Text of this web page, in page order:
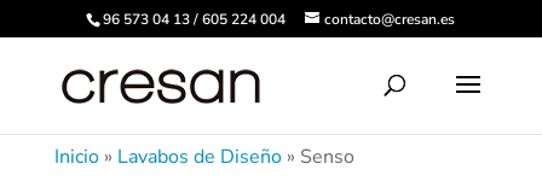
96 573 04 13 / 605 224 004 contacto@cresan.es
Inicio» Lavabos de Diseño» Senso